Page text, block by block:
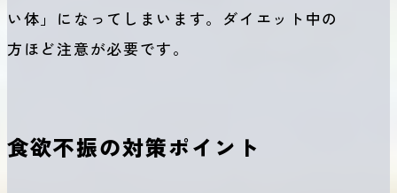
い体」になってしまいます。ダイエット中の
方ほど注意が必要です。
食欲不振の対策ポイント